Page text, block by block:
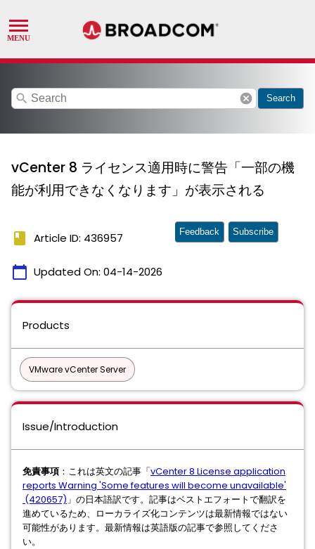
search cancel Search
vCenter 8 ライセンス適用時に警告「一部の機
能が利用できなくなります」が表示される
book Article ID: 436957
calendar_today Updated On: 04-14-2026
Feedback Subscribe
Products
VMware vCenter Server
Issue/Introduction
免責事項 ：これは英文の記事「vCenter 8 License application
reports Warning 'Some features will become unavailable'
(420657)」の日本語訳です。記事はベストエフォートで翻訳を
進めているため、ローカライズ化コンテンツは最新情報ではない
可能性があります。最新情報は英語版の記事で参照してくださ
い。